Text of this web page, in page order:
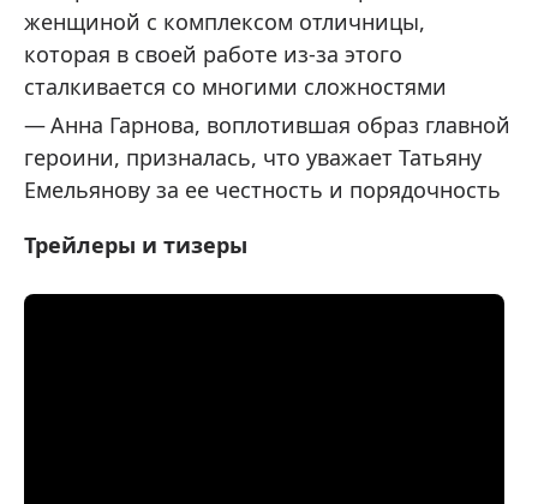
женщиной с комплексом отличницы,
которая в своей работе из-за этого
сталкивается со многими сложностями
Анна Гарнова, воплотившая образ главной
героини, призналась, что уважает Татьяну
Емельянову за ее честность и порядочность
Трейлеры и тизеры